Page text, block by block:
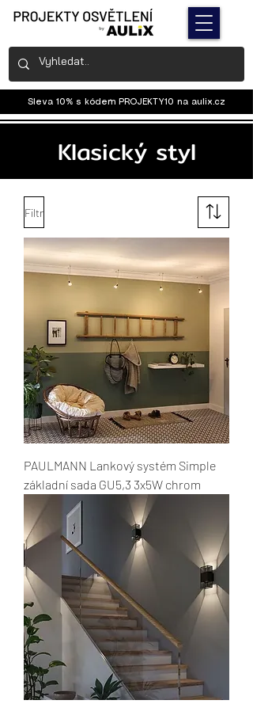
Sleva 10% s kódem PROJEKTY10 na aulix.cz
Klasický styl
Filtr
PAULMANN Lankový systém Simple
základní sada GU5,3 3x5W chrom